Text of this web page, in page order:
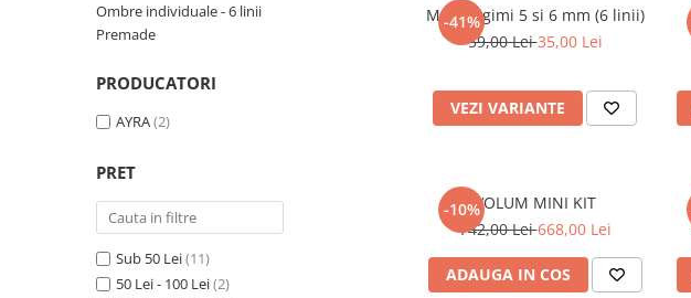
Ombre individuale - 6 linii
Premade
PRODUCATORI
AYRA(2)
PRET
Sub 50 Lei(11)
50 Lei - 100 Lei(2)
-41%
MIX lungimi 5 si 6 mm (6 linii)
59,00 Lei35,00 Lei
VEZI VARIANTE
-10%VOLUM MINI KIT
742,00 Lei668,00 Lei
ADAUGA IN COS